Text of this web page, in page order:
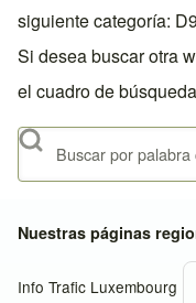
siguiente categoría:
Si desea buscar otra
el cuadro de
Buscar
Nuestras páginas
Info Trafic Luxembourg